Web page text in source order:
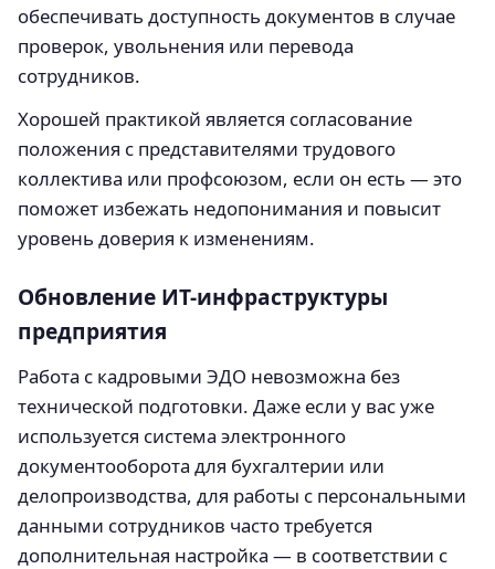
обеспечивать доступность документов в случае
проверок, увольнения или перевода
сотрудников.
Хорошей практикой является согласование
положения с представителями трудового
коллектива или профсоюзом, если он есть — это
поможет избежать недопонимания и повысит
уровень доверия к изменениям.
Обновление ИТ-инфраструктуры
предприятия
Работа с кадровыми ЭДО невозможна без
технической подготовки. Даже если у вас уже
используется система электронного
документооборота для бухгалтерии или
делопроизводства, для работы с персональными
данными сотрудников часто требуется
дополнительная настройка — в соответствии с